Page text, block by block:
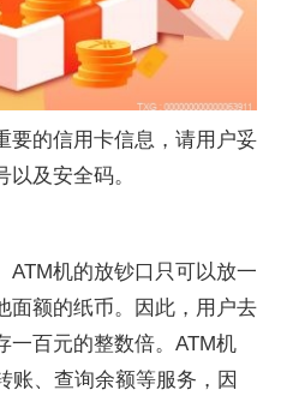
要的信用卡信息，请用户妥
及安全码。
ATM机的放钞口只可以放一
面额的纸币。因此，用户去
一百元的整数倍。ATM机
账、查询余额等服务，因